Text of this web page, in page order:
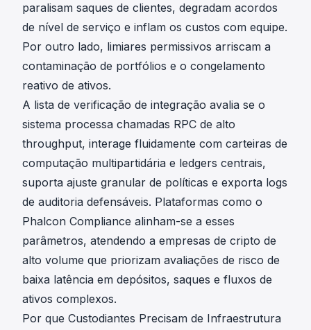
paralisam saques de clientes, degradam acordos
de nível de serviço e inflam os custos com equipe.
Por outro lado, limiares permissivos arriscam a
contaminação de portfólios e o congelamento
reativo de ativos.
A lista de verificação de integração avalia se o
sistema processa chamadas RPC de alto
throughput, interage fluidamente com carteiras de
computação multipartidária e ledgers centrais,
suporta ajuste granular de políticas e exporta logs
de auditoria defensáveis. Plataformas como o
Phalcon Compliance alinham-se a esses
parâmetros, atendendo a empresas de cripto de
alto volume que priorizam avaliações de risco de
baixa latência em depósitos, saques e fluxos de
ativos complexos.
Por que Custodiantes Precisam de Infraestrutura